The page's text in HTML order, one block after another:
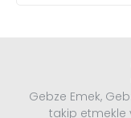
Gebze Emek,
takip etmekle